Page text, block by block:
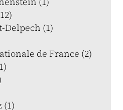
Delpech (1)
de France (2)
(1)